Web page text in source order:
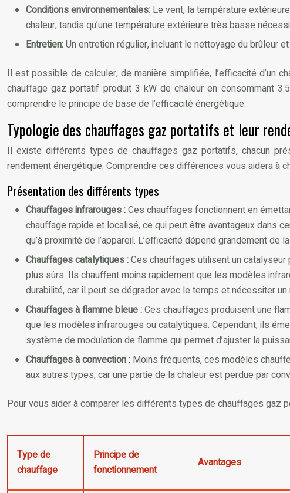
Conditions environnementales: Le vent, la température
chaleur, tandis qu’une température extérieure très basse
Entretien:Un entretien régulier, incluant le nettoyage du brûleur
Il est possible de calculer, de manière simplifiée, l’efficacité d’un
chauffage gaz portatif produit 3 kW de chaleur en consommant
comprendre le principe de base de l’efficacité énergétique.
Typologie des chauffages gaz portatifs et leur
Il existe différents types de chauffages gaz portatifs, chacun
rendement énergétique. Comprendre ces différences vous aidera à
Présentation des différents types
Chauffages infrarouges :Ces chauffages fonctionnent en
chauffage rapide et localisé, ce qui peut être avantageux dans
qu’à proximité de l’appareil. L’efficacité dépend grandement
Chauffages catalytiques :Ces chauffages utilisent un
plus sûrs. Ils chauffent moins rapidement que les modèles
durabilité, car il peut se dégrader avec le temps et nécessiter un
Chauffages à flamme bleue :Ces chauffages produisent une
que les modèles infrarouges ou catalytiques. Cependant, ils
système de modulation de flamme qui permet d’ajuster la
Chauffages à convection : Moins fréquents, ces modèles
aux autres types, car une partie de la chaleur est perdue par
Pour vous aider à comparer les différents types de chauffages gaz
Type de
chauffage
Principe de
fonctionnement
Avantages